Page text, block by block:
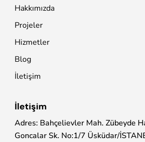
Hakkımızda
Projeler
Hizmetler
Blog
İletişim
İletişim
Adres: Bahçelievler Mah. Zübeyde
Goncalar Sk. No:1/7 Üsküdar/